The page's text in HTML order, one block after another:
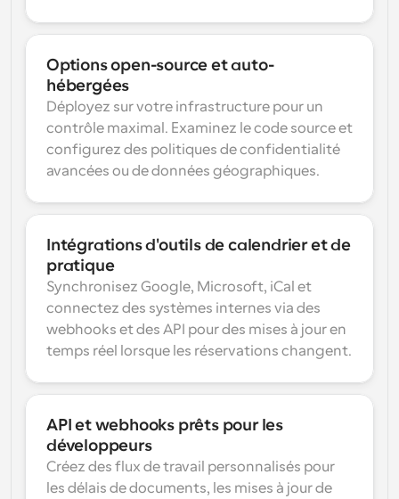
Options open-source et auto-
hébergées
Déployez sur votre infrastructure pour un
contrôle maximal. Examinez le code source et
configurez des politiques de confidentialité
avancées ou de données géographiques.
Intégrations d'outils de calendrier et de
pratique
Synchronisez Google, Microsoft, iCal et
connectez des systèmes internes via des
webhooks et des API pour des mises à jour en
temps réel lorsque les réservations changent.
API et webhooks prêts pour les
développeurs
Créez des flux de travail personnalisés pour
les délais de documents, les mises à jour de